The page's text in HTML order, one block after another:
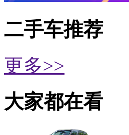
二手车推荐
更多>>
大家都在看